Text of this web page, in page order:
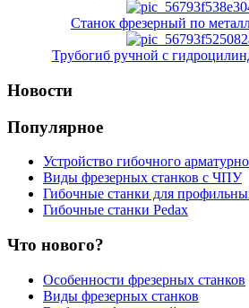
Станок фрезерный по
Трубогиб ручной с
Новости
Популярное
Устройство гибочного
Виды фрезерных станков с ЧПУ
Гибочные станки для
Гибочные станки Pedax
Что нового?
Особенности фрезерных станков
Виды фрезерных станков